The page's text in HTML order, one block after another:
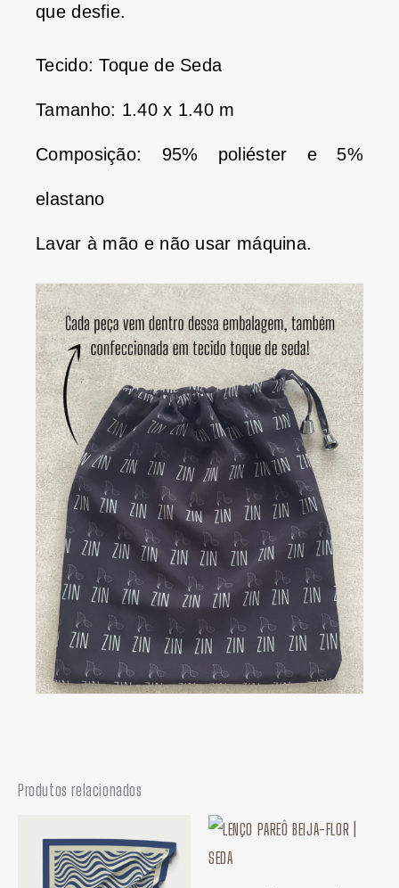
que desfie.
Tecido: Toque de Seda
Tamanho: 1.40 x 1.40 m
Composição: 95% poliéster e 5%
elastano
Lavar à mão e não usar máquina.
Produtos relacionados